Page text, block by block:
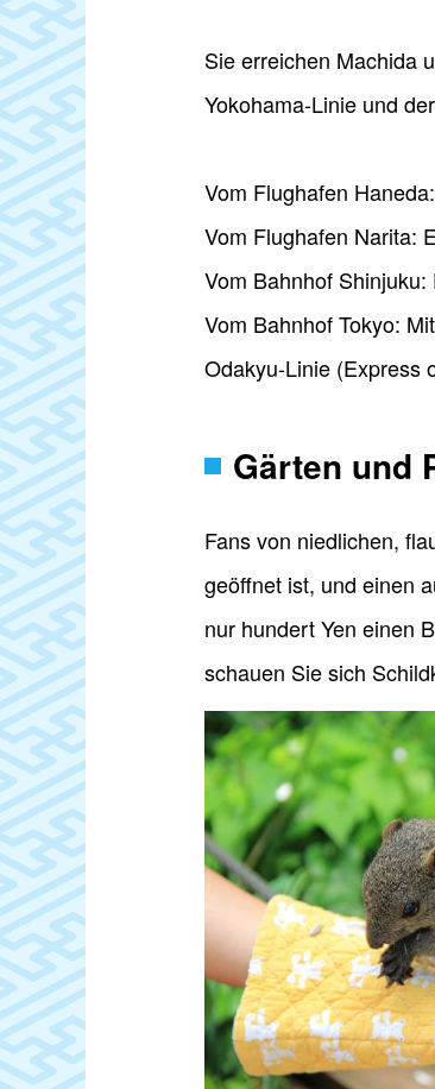
Sie erreichen Machida
Yokohama-Linie und
Vom Flughafen
Vom Flughafen Narita:
Vom Bahnhof
Vom Bahnhof Tokyo:
Odakyu-Linie (Express
Gärten und
Fans von niedlichen,
geöffnet ist, und einen
nur hundert Yen einen
schauen Sie sich